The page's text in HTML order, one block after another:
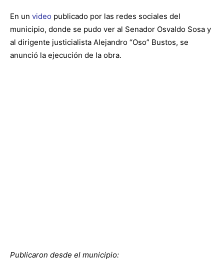
En un video publicado por las redes sociales del
municipio, donde se pudo ver al Senador Osvaldo Sosa y
al dirigente justicialista Alejandro “Oso” Bustos, se
anunció la ejecución de la obra.
Publicaron desde el municipio: